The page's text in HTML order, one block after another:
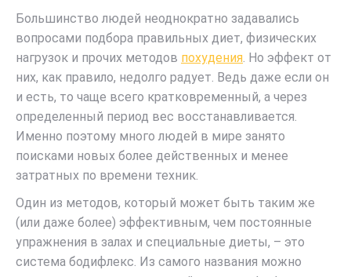
Большинство людей неоднократно задавались
вопросами подбора правильных диет, физических
нагрузок и прочих методов похудения. Но эффект от
них, как правило, недолго радует. Ведь даже если он
и есть, то чаще всего кратковременный, а через
определенный период вес восстанавливается.
Именно поэтому много людей в мире занято
поисками новых более действенных и менее
затратных по времени техник.
Один из методов, который может быть таким же
(или даже более) эффективным, чем постоянные
упражнения в залах и специальные диеты, – это
система бодифлекс. Из самого названия можно